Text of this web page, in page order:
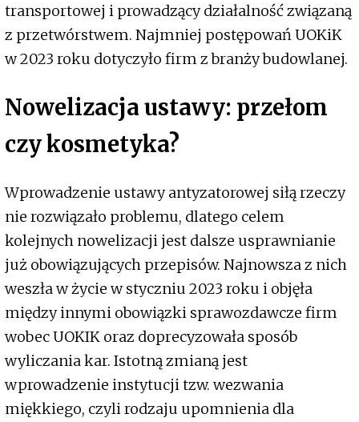
transportowej i prowadzący działalność związaną
z przetwórstwem. Najmniej postępowań UOKiK
w 2023 roku dotyczyło firm z branży budowlanej.
Nowelizacja ustawy: przełom
czy kosmetyka?
Wprowadzenie ustawy antyzatorowej siłą rzeczy
nie rozwiązało problemu, dlatego celem
kolejnych nowelizacji jest dalsze usprawnianie
już obowiązujących przepisów. Najnowsza z nich
weszła w życie w styczniu 2023 roku i objęła
między innymi obowiązki sprawozdawcze firm
wobec UOKIK oraz doprecyzowała sposób
wyliczania kar. Istotną zmianą jest
wprowadzenie instytucji tzw. wezwania
miękkiego, czyli rodzaju upomnienia dla